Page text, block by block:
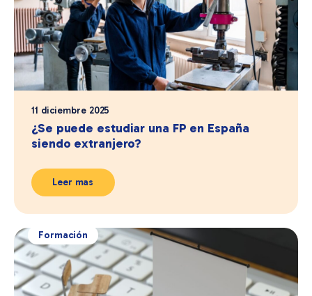
11 diciembre 2025
¿Se puede estudiar una FP en España
siendo extranjero?
Leer mas
Formación